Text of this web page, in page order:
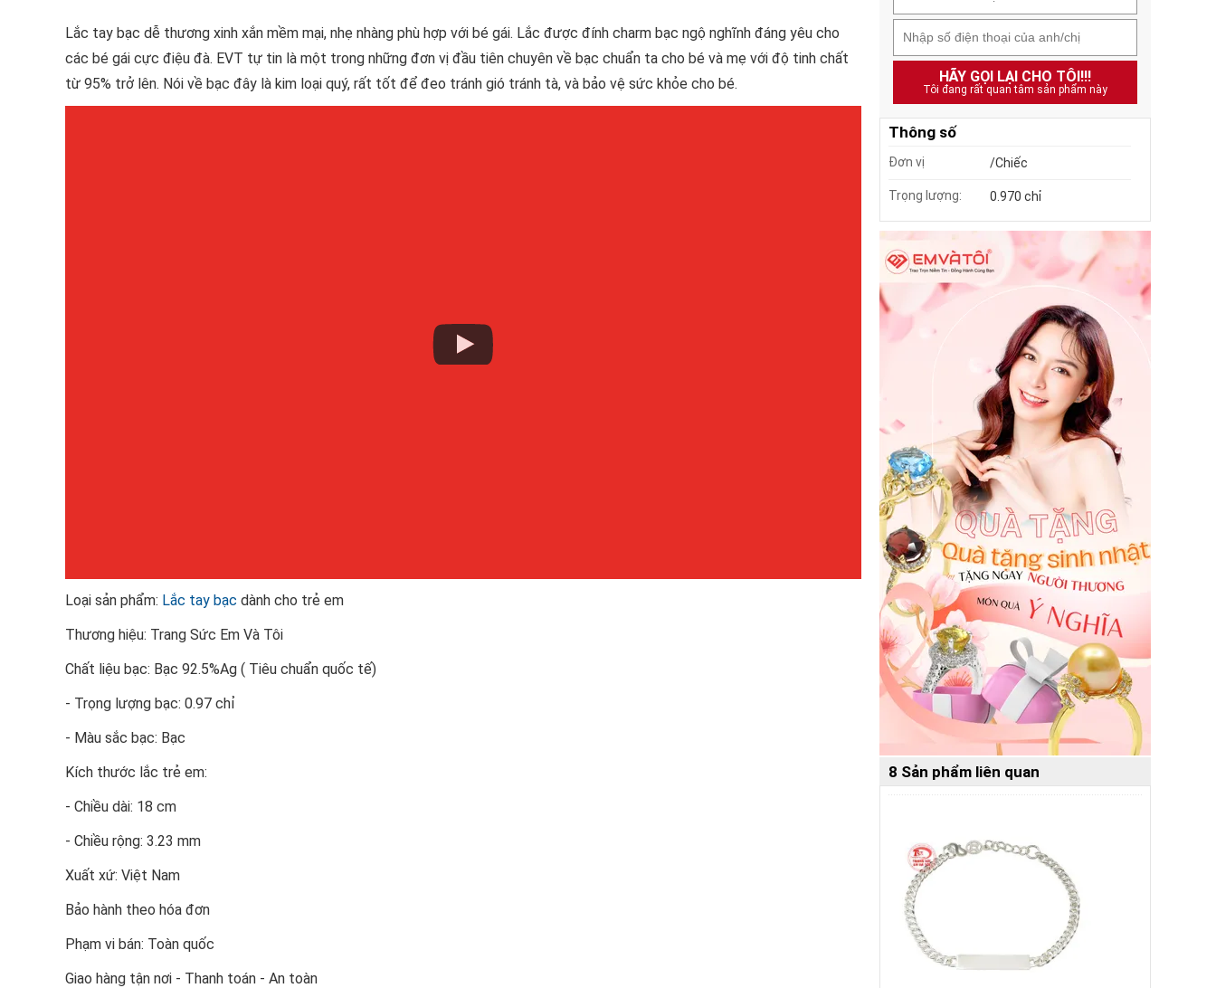
Lắc tay bạc dễ thương xinh xắn mềm mại, nhẹ nhàng phù hợp với bé gái. Lắc được đính charm bạc ngộ nghĩnh đáng yêu cho
các bé gái cực điệu đà. EVT tự tin là một trong những đơn vị đầu tiên chuyên về bạc chuẩn ta cho bé và mẹ với độ tinh chất
từ 95% trở lên. Nói về bạc đây là kim loại quý, rất tốt để đeo tránh gió tránh tà, và bảo vệ sức khỏe cho bé.
Loại sản phẩm: Lắc tay bạc dành cho trẻ em
Thương hiệu: Trang Sức Em Và Tôi
Chất liệu bạc: Bạc 92.5%Ag ( Tiêu chuẩn quốc tế)
- Trọng lượng bạc: 0.97 chỉ
- Màu sắc bạc: Bạc
Kích thước lắc trẻ em:
- Chiều dài: 18 cm
- Chiều rộng: 3.23 mm
Xuất xứ: Việt Nam
Bảo hành theo hóa đơn
Phạm vi bán: Toàn quốc
Giao hàng tận nơi - Thanh toán - An toàn
HÃY GỌI LẠI CHO TÔI!!!
Tôi đang rất quan tâm sản phẩm này
Thông số
Đơn vị /Chiếc
Trọng lượng: 0.970 chỉ
8 Sản phẩm liên quan